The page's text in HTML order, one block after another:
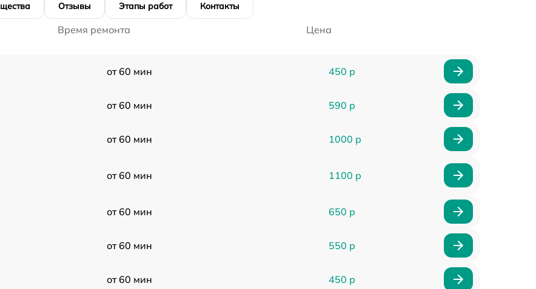
Отзывы Этапы работ Контакты
Время ремонта Цена
от 60 мин 450 р
от 60 мин 590 р
от 60 мин 1000 р
от 60 мин 1100 р
от 60 мин 650 р
от 60 мин 550 р
от 60 мин 450 р